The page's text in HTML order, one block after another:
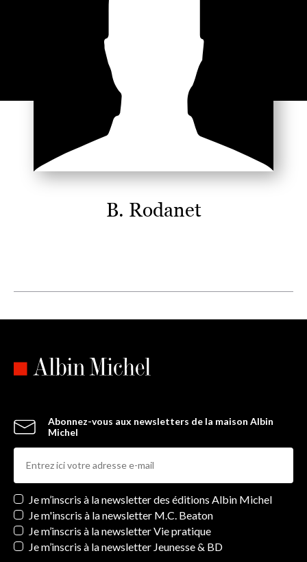
B. Rodanet
Abonnez-vous aux newsletters de la maison Albin
Michel
Newsletters
Je m’inscris à la newsletter des éditions Albin Michel
Je m'inscris à la newsletter M.C. Beaton
Je m’inscris à la newsletter Vie pratique
Je m’inscris à la newsletter Jeunesse & BD